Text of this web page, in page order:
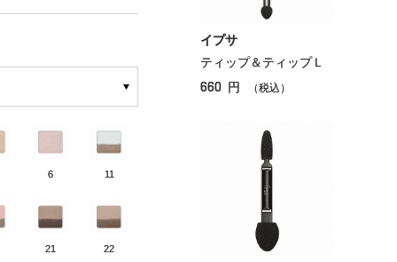
6 11
21 22
イプサ
ティップ＆ティップＬ
660 円 （税込）